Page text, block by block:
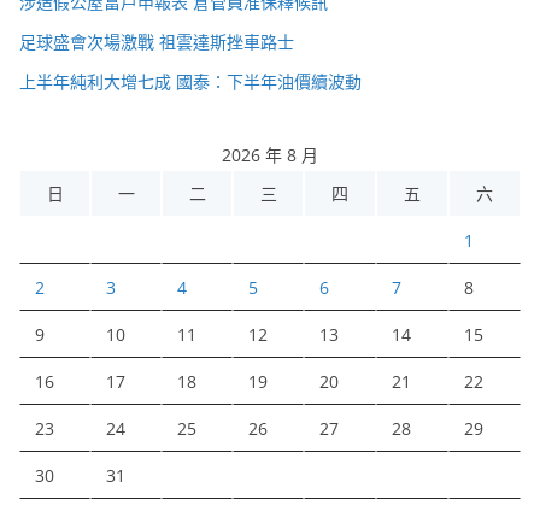
足球盛會次場激戰 祖雲達斯挫車路士
上半年純利大增七成 國泰：下半年油價續波動
2026 年 8 月
日
一 二 三 四 五 六
1
2 3 4 5 6 7 8
9 10 11 12 13 14 15
16 17 18 19 20 21 22
23 24 25 26 27 28 29
30 31